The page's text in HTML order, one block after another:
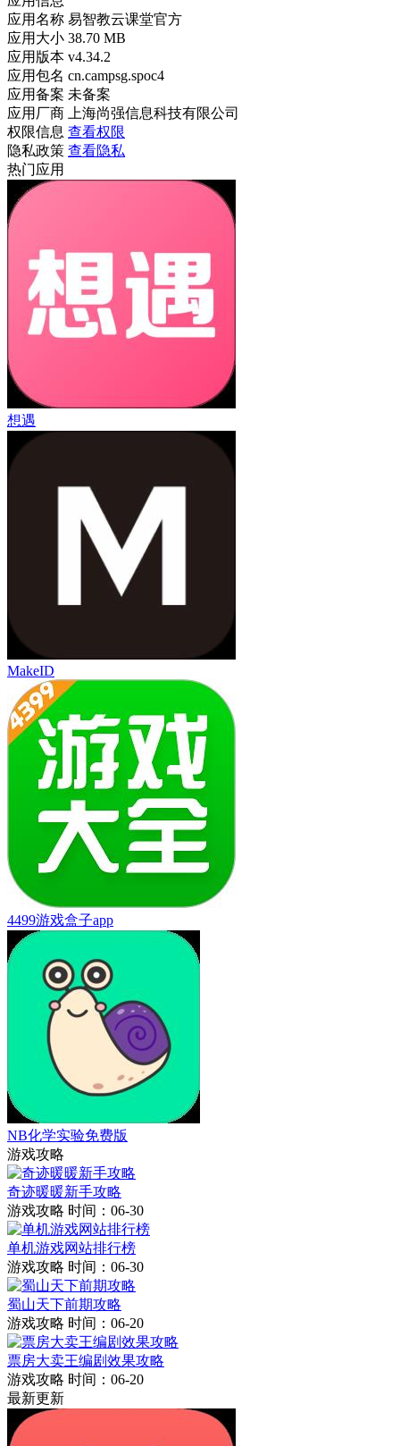
应用名称 易智教云课堂官方
应用大小 38.70 MB
应用版本 v4.34.2
应用包名 cn.campsg.spoc4
应用备案 未备案
应用厂商
上海尚强信息科技有限公司
权限信息 查看权限
隐私政策 查看隐私
热门应用
想遇
MakeID
4499游戏盒子app
NB化学实验免费版
游戏攻略
奇迹暖暖新手攻略
游戏攻略 时间：06-30
单机游戏网站排行榜
游戏攻略 时间：06-30
蜀山天下前期攻略
游戏攻略 时间：06-20
票房大卖王编剧效果攻略
游戏攻略 时间：06-20
最新更新